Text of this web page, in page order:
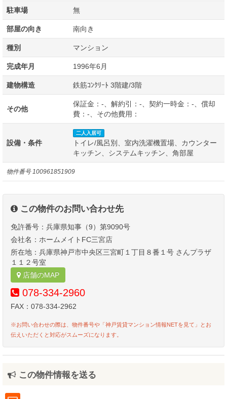
物件番号 100961851909
駐車場 無
部屋の向き 南向き
種別 マンション
完成年月 1996年6月
建物構造 鉄筋ｺﾝｸﾘｰﾄ 3階建/3階
その他
保証金：-、解約引：-、契約一時金：-、償却
費：-、その他費用：
設備・条件
二人入居可
トイレ/風呂別、室内洗濯機置場、カウンター
キッチン、システムキッチン、角部屋
この物件のお問い合わせ先
免許番号：兵庫県知事（9）第9090号
会社名：ホームメイトFC三宮店
所在地：兵庫県神戸市中央区三宮町１丁目８番１号 さんプラザ
１１２号室
店舗のMAP
078-334-2960
FAX：078-334-2962
※お問い合わせの際は、物件番号や「神戸賃貸マンション情報NETを見て」とお
伝えいただくと対応がスムーズになります。
この物件情報を送る